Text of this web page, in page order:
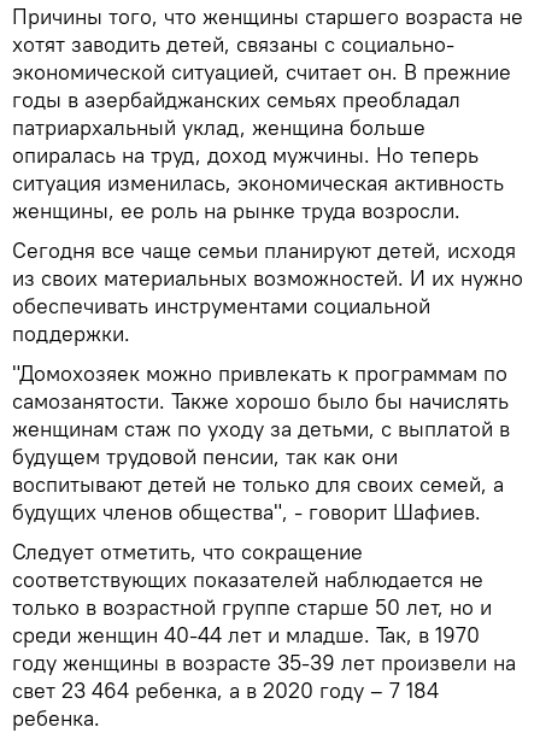
Причины того, что женщины старшего возраста не
хотят заводить детей, связаны с социально-
экономической ситуацией, считает он. В прежние
годы в азербайджанских семьях преобладал
патриархальный уклад, женщина больше
опиралась на труд, доход мужчины. Но теперь
ситуация изменилась, экономическая активность
женщины, ее роль на рынке труда возросли.
Сегодня все чаще семьи планируют детей, исходя
из своих материальных возможностей. И их нужно
обеспечивать инструментами социальной
поддержки.
"Домохозяек можно привлекать к программам по
самозанятости. Также хорошо было бы начислять
женщинам стаж по уходу за детьми, с выплатой в
будущем трудовой пенсии, так как они
воспитывают детей не только для своих семей, а
будущих членов общества", - говорит Шафиев.
Следует отметить, что сокращение
соответствующих показателей наблюдается не
только в возрастной группе старше 50 лет, но и
среди женщин 40-44 лет и младше. Так, в 1970
году женщины в возрасте 35-39 лет произвели на
свет 23 464 ребенка, а в 2020 году – 7 184
ребенка.